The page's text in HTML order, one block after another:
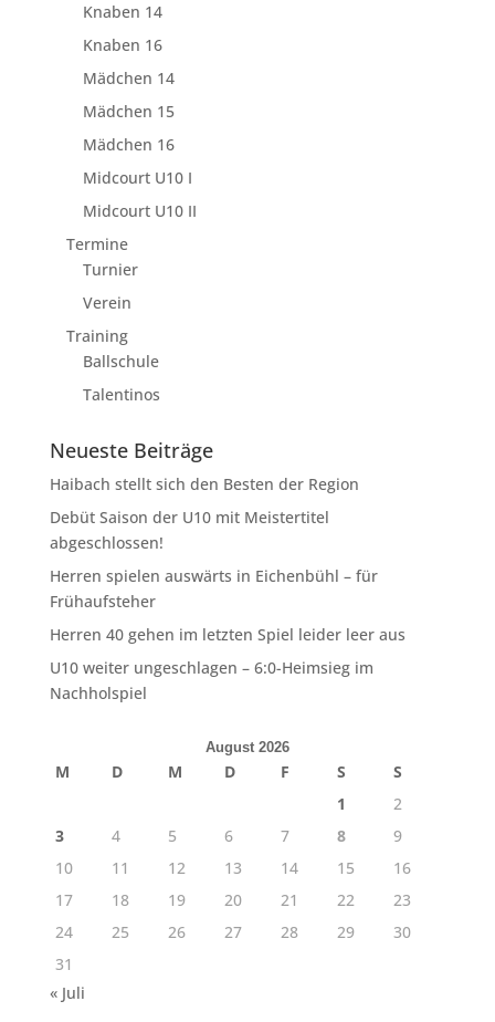
Knaben 14
Knaben 16
Mädchen 14
Mädchen 15
Mädchen 16
Midcourt U10 I
Midcourt U10 II
Termine
Turnier
Verein
Training
Ballschule
Talentinos
Neueste Beiträge
Haibach stellt sich den Besten der Region
Debüt Saison der U10 mit Meistertitel
abgeschlossen!
Herren spielen auswärts in Eichenbühl – für
Frühaufsteher
Herren 40 gehen im letzten Spiel leider leer aus
U10 weiter ungeschlagen – 6:0-Heimsieg im
Nachholspiel
August 2026
M D M D F S
S
1
2
3
4 5 6 7 8
9
10
11 12 13 14 15
16
17
18 19 20 21 22
23
24
25 26 27 28 29
30
31
« Juli